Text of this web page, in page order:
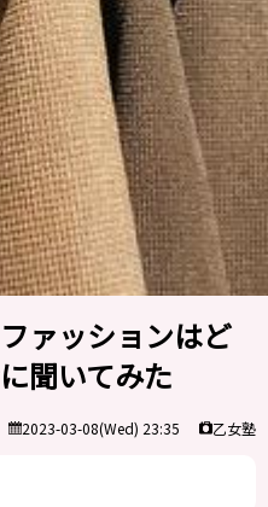
ァッションはど
聞いてみた
2023-03-08(Wed) 23:35 乙女塾